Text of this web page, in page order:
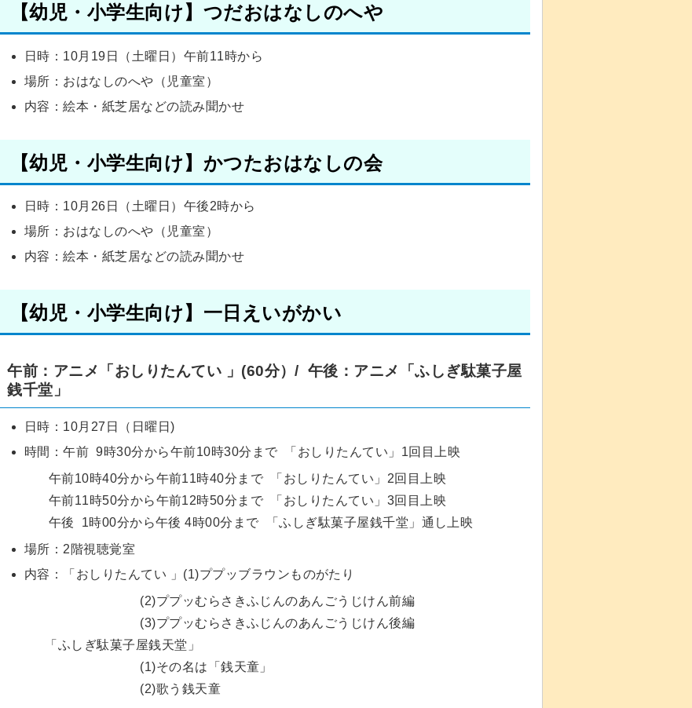
【幼児・小学生向け】つだおはなしのへや
日時：10月19日（土曜日）午前11時から
場所：おはなしのへや（児童室）
内容：絵本・紙芝居などの読み聞かせ
【幼児・小学生向け】かつたおはなしの会
日時：10月26日（土曜日）午後2時から
場所：おはなしのへや（児童室）
内容：絵本・紙芝居などの読み聞かせ
【幼児・小学生向け】一日えいがかい
午前：アニメ「おしりたんてい 」(60分）/ 午後：アニメ「ふしぎ駄菓子屋
銭千堂」
日時：10月27日（日曜日)
時間：午前 9時30分から午前10時30分まで 「おしりたんてい」1回目上映
午前10時40分から午前11時40分まで 「おしりたんてい」2回目上映
午前11時50分から午前12時50分まで 「おしりたんてい」3回目上映
午後 1時00分から午後 4時00分まで 「ふしぎ駄菓子屋銭千堂」通し上映
場所：2階視聴覚室
内容：「おしりたんてい 」(1)ププッブラウンものがたり
(2)ププッむらさきふじんのあんごうじけん前編
(3)ププッむらさきふじんのあんごうじけん後編
「ふしぎ駄菓子屋銭天堂」
(1)その名は「銭天童」
(2)歌う銭天童